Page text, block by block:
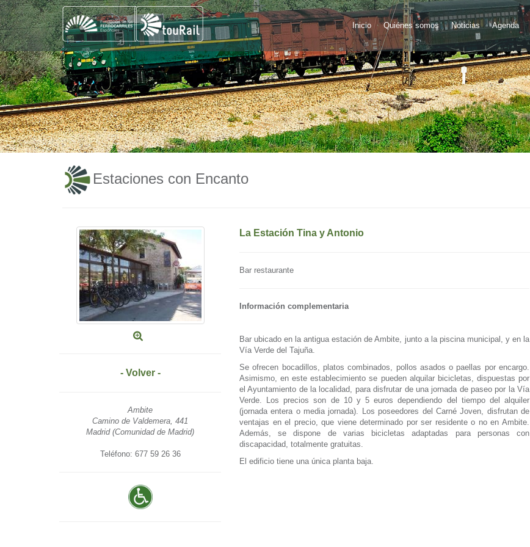
Inicio Quiénes somos Noticias Agenda
Estaciones con Encanto
- Volver -
Ambite
Camino de Valdemera, 441
Madrid (Comunidad de Madrid)
Teléfono: 677 59 26 36
La Estación Tina y Antonio
Bar restaurante
Información complementaria
Bar ubicado en la antigua estación de Ambite, junto a la piscina municipal, y en la
Vía Verde del Tajuña.
Se ofrecen bocadillos, platos combinados, pollos asados o paellas por encargo.
Asimismo, en este establecimiento se pueden alquilar bicicletas, dispuestas por
el Ayuntamiento de la localidad, para disfrutar de una jornada de paseo por la Vía
Verde. Los precios son de 10 y 5 euros dependiendo del tiempo del alquiler
(jornada entera o media jornada). Los poseedores del Carné Joven, disfrutan de
ventajas en el precio, que viene determinado por ser residente o no en Ambite.
Además, se dispone de varias bicicletas adaptadas para personas con
discapacidad, totalmente gratuitas.
El edificio tiene una única planta baja.